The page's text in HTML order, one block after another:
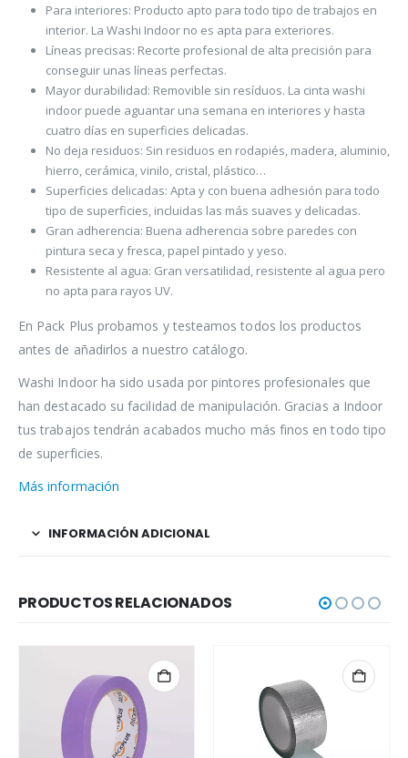
Para interiores: Producto apto para todo tipo de trabajos en
interior. La Washi Indoor no es apta para exteriores.
Líneas precisas: Recorte profesional de alta precisión para
conseguir unas líneas perfectas.
Mayor durabilidad: Removible sin resíduos. La cinta washi
indoor puede aguantar una semana en interiores y hasta
cuatro días en superficies delicadas.
No deja residuos: Sin residuos en rodapiés, madera, aluminio,
hierro, cerámica, vinilo, cristal, plástico…
Superficies delicadas: Apta y con buena adhesión para todo
tipo de superficies, incluidas las más suaves y delicadas.
Gran adherencia: Buena adherencia sobre paredes con
pintura seca y fresca, papel pintado y yeso.
Resistente al agua: Gran versatilidad, resistente al agua pero
no apta para rayos UV.
En Pack Plus probamos y testeamos todos los productos
antes de añadirlos a nuestro catálogo.
Washi Indoor ha sido usada por pintores profesionales que
han destacado su facilidad de manipulación. Gracias a Indoor
tus trabajos tendrán acabados mucho más finos en todo tipo
de superficies.
Más información
INFORMACIÓN ADICIONAL
PRODUCTOS RELACIONADOS